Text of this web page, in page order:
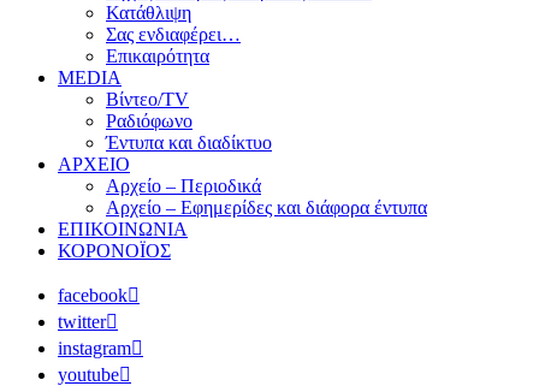
Κατάθλιψη
Σας ενδιαφέρει…
Επικαιρότητα
MEDIA
Βίντεο/TV
Ραδιόφωνο
Έντυπα και διαδίκτυο
ΑΡΧΕΙΟ
Αρχείο – Περιοδικά
Αρχείο – Εφημερίδες και διάφορα έντυπα
ΕΠΙΚΟΙΝΩΝΙΑ
ΚΟΡΟΝΟΪΟΣ
facebook
twitter
instagram
youtube